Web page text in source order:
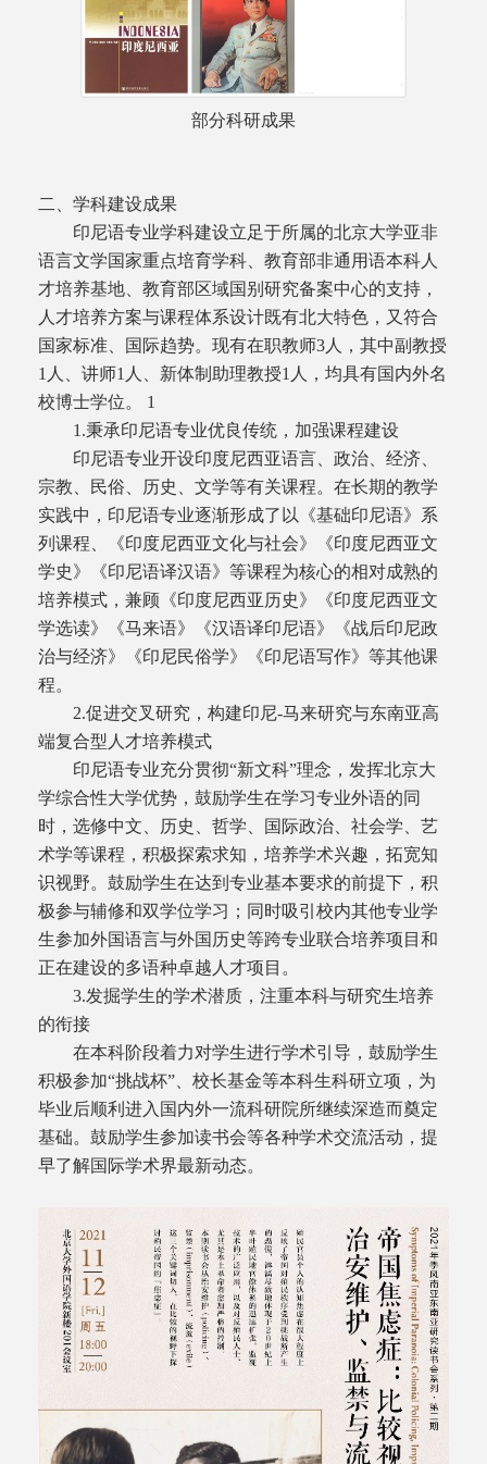
部分科研成果
二、学科建设成果
印尼语专业学科建设立足于所属的北京大学亚非
语言文学国家重点培育学科、教育部非通用语本科人
才培养基地、教育部区域国别研究备案中心的支持，
人才培养方案与课程体系设计既有北大特色，又符合
国家标准、国际趋势。现有在职教师3人，其中副教授
1人、讲师1人、新体制助理教授1人，均具有国内外名
校博士学位。 1
1.秉承印尼语专业优良传统，加强课程建设
印尼语专业开设印度尼西亚语言、政治、经济、
宗教、民俗、历史、文学等有关课程。在长期的教学
实践中，印尼语专业逐渐形成了以《基础印尼语》系
列课程、《印度尼西亚文化与社会》《印度尼西亚文
学史》《印尼语译汉语》等课程为核心的相对成熟的
培养模式，兼顾《印度尼西亚历史》《印度尼西亚文
学选读》《马来语》《汉语译印尼语》《战后印尼政
治与经济》《印尼民俗学》《印尼语写作》等其他课
程。
2.促进交叉研究，构建印尼-马来研究与东南亚高
端复合型人才培养模式
印尼语专业充分贯彻“新文科”理念，发挥北京大
学综合性大学优势，鼓励学生在学习专业外语的同
时，选修中文、历史、哲学、国际政治、社会学、艺
术学等课程，积极探索求知，培养学术兴趣，拓宽知
识视野。鼓励学生在达到专业基本要求的前提下，积
极参与辅修和双学位学习；同时吸引校内其他专业学
生参加外国语言与外国历史等跨专业联合培养项目和
正在建设的多语种卓越人才项目。
3.发掘学生的学术潜质，注重本科与研究生培养
的衔接
在本科阶段着力对学生进行学术引导，鼓励学生
积极参加“挑战杯”、校长基金等本科生科研立项，为
毕业后顺利进入国内外一流科研院所继续深造而奠定
基础。鼓励学生参加读书会等各种学术交流活动，提
早了解国际学术界最新动态。